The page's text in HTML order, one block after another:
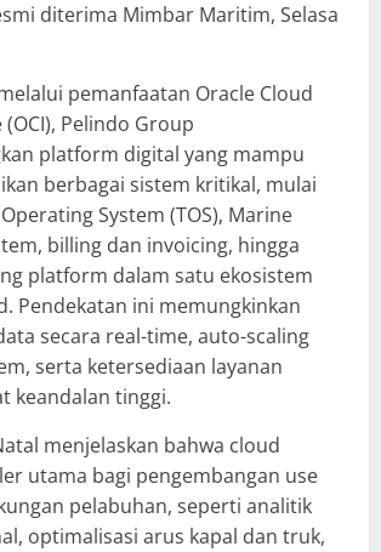
diterima Mimbar Maritim, Selasa
pemanfaatan Oracle Cloud
Pelindo Group
platform digital yang mampu
berbagai sistem kritikal, mulai
System (TOS), Marine
billing dan invoicing, hingga
platform dalam satu ekosistem
Pendekatan ini memungkinkan
secara real-time, auto-scaling
serta ketersediaan layanan
keandalan tinggi.
menjelaskan bahwa cloud
utama bagi pengembangan use
pelabuhan, seperti analitik
optimalisasi arus kapal dan truk,